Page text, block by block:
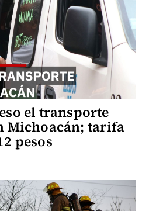
el transporte
Michoacán; tarifa
pesos